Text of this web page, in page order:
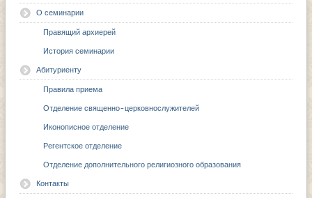
О семинарии
Правящий архиерей
История семинарии
Абитуриенту
Правила приема
Отделение священно-церковнослужителей
Иконописное отделение
Регентское отделение
Отделение дополнительного религиозного образования
Контакты